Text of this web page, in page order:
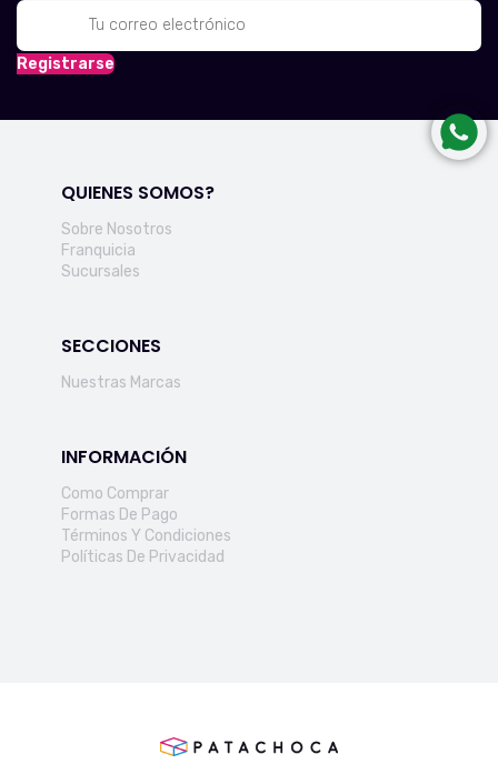
Registrarse
QUIENES SOMOS?
Sobre Nosotros
Franquicia
Sucursales
SECCIONES
Nuestras Marcas
INFORMACIÓN
Como Comprar
Formas De Pago
Términos Y Condiciones
Políticas De Privacidad